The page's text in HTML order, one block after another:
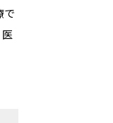
で